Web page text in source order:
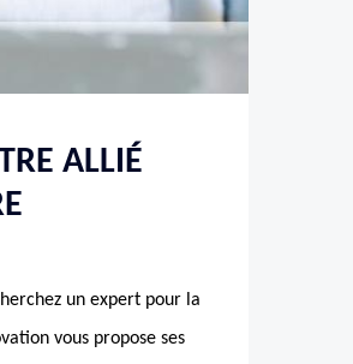
ALLIÉ
un expert pour la
vous propose ses